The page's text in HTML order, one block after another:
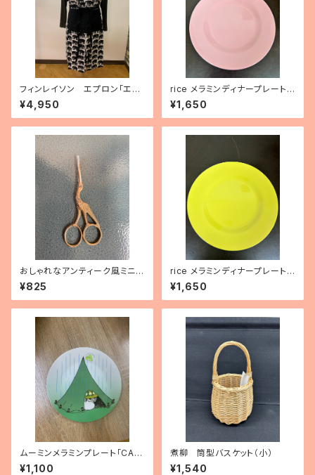
フィンレイソン エプロン「エレ
ファンティ」
¥4,950
rice メラミンディナープレート
（バレエシューズピンク）
¥1,650
おしゃれなアンティーク風ミニシ
ザー トリ
¥825
rice メラミンディナープレート
（レモンイエロー）
¥1,650
ムーミンメラミンプレート「CAM
PING」
¥1,100
煮柳 筒型バスケット（小）
¥1,540